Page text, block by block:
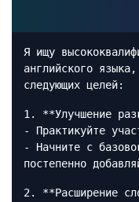
Я ищу
английского
следующих целей:
1. **Улучшение
- Практикуйте
- Начните с
постепенно
2. **Расширение